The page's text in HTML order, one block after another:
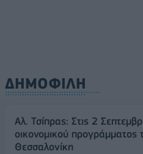
ΔΗΜΟΦΙΛΗ
Αλ. Τσίπρας: Στις 2
οικονομικού προγράμματος
Θεσσαλονίκη